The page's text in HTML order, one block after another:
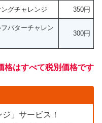
グチャレンジ 350円
パターチャレン
300円
格はすべて税別価格です
」サービス！